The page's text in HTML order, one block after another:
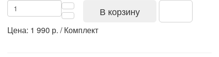
В корзину
Цена: 1 990 р. / Комплект